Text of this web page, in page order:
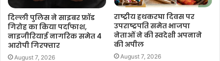
दिल्ली पुलिस ने साइबर फ्रॉड
गिरोह का किया पर्दाफाश,
नाइजीरियाई नागरिक समेत 4
आरोपी गिरफ्तार
August 7, 2026
राष्ट्रीय हथकरघा दिवस पर
उपराष्ट्रपति समेत भाजपा
नेताओं ने की स्वदेशी अपनाने
की अपील
August 7, 2026